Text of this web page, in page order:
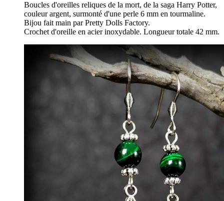
Boucles d'oreilles reliques de la mort, de la saga Harry Potter,
couleur argent, surmonté d'une perle 6 mm en tourmaline.
Bijou fait main par Pretty Dolls Factory.
Crochet d'oreille en acier inoxydable. Longueur totale 42 mm.